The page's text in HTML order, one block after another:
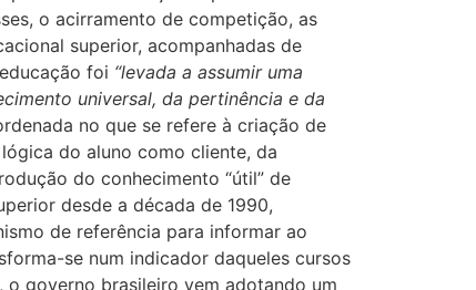
o acirramento de competição, as
superior, acompanhadas de
foi “levada a assumir uma
universal, da pertinência e da
no que se refere à criação de
do aluno como cliente, da
do conhecimento “útil” de
desde a década de 1990,
de referência para informar ao
se num indicador daqueles cursos
governo brasileiro vem adotando um